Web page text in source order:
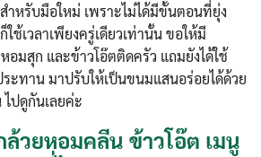
ำหรับมือใหม่ เพราะไม่ได้มีขั้นตอนที่ยุ่ง
ช้เวลาเพียงครู่เดียวเท่านั้น ขอให้มี
อมสุก และข้าวโอ๊ตติดครัว แถมยังได้ใช้
ะทาน มาปรับให้เป็นขนมแสนอร่อยได้ด้วย
ปดูกันเลยค่ะ
ล้วยหอมคลีน ข้าวโอ๊ต เมนู